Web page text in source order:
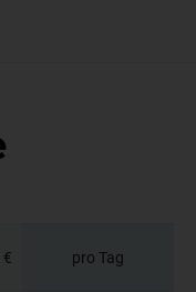
pro Tag